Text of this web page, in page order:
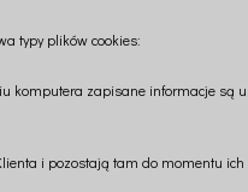
typy plików cookies:
komputera zapisane informacje
i pozostają tam do momentu